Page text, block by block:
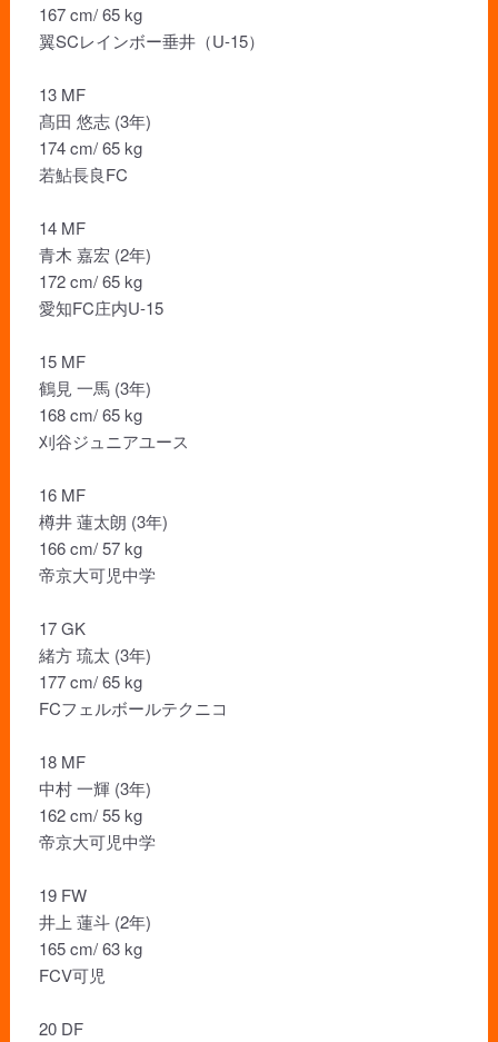
167 cm/ 65 kg
翼SCレインボー垂井（U-15）
13 MF
髙田 悠志 (3年)
174 cm/ 65 kg
若鮎長良FC
14 MF
青木 嘉宏 (2年)
172 cm/ 65 kg
愛知FC庄内U-15
15 MF
鶴見 一馬 (3年)
168 cm/ 65 kg
刈谷ジュニアユース
16 MF
樽井 蓮太朗 (3年)
166 cm/ 57 kg
帝京大可児中学
17 GK
緒方 琉太 (3年)
177 cm/ 65 kg
FCフェルボールテクニコ
18 MF
中村 一輝 (3年)
162 cm/ 55 kg
帝京大可児中学
19 FW
井上 蓮斗 (2年)
165 cm/ 63 kg
FCV可児
20 DF